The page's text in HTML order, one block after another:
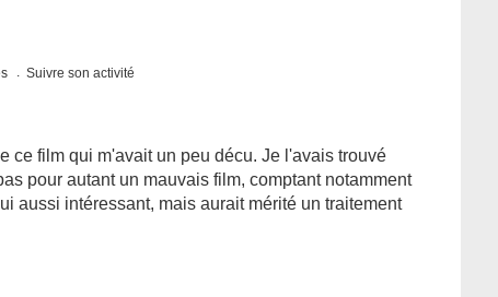
Suivre son activité
ce film qui m'avait un peu décu. Je l'avais trouvé
pour autant un mauvais film, comptant notamment
aussi intéressant, mais aurait mérité un traitement